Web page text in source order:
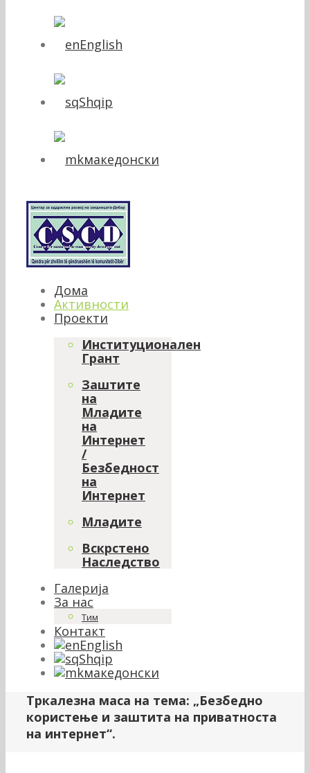
English
Shqip
македонски
Дома
Активности
Проекти
Институционален
Грант
Заштите
на
Младите
на
Интернет
/
Безбедност
на
Интернет
Младите
Вскрстено
Наследство
Галерија
За нас
Тим
Контакт
English
Shqip
македонски
Тркалезна маса на тема: „Безбедно
користење и заштита на приватноста
на интернет“.